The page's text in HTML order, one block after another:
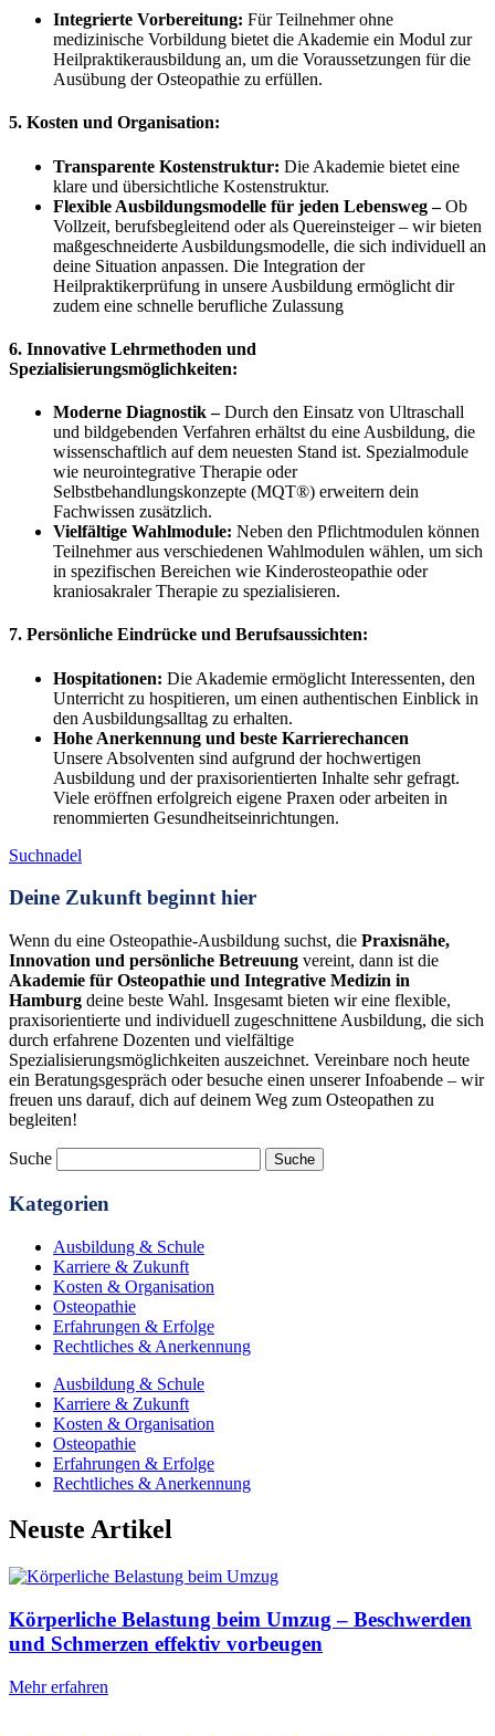
Integrierte Vorbereitung: Für Teilnehmer ohne
medizinische Vorbildung bietet die Akademie ein Modul zur
Heilpraktikerausbildung an, um die Voraussetzungen für die
Ausübung der Osteopathie zu erfüllen.
5. Kosten und Organisation:
Transparente Kostenstruktur: Die Akademie bietet eine
klare und übersichtliche Kostenstruktur.
Flexible Ausbildungsmodelle für jeden Lebensweg –Ob
Vollzeit, berufsbegleitend oder als Quereinsteiger – wir bieten
maßgeschneiderte Ausbildungsmodelle, die sich individuell an
deine Situation anpassen. Die Integration der
Heilpraktikerprüfung in unsere Ausbildung ermöglicht dir
zudem eine schnelle berufliche Zulassung
6. Innovative Lehrmethoden und
Spezialisierungsmöglichkeiten:
Moderne Diagnostik –Durch den Einsatz von Ultraschall
und bildgebenden Verfahren erhältst du eine Ausbildung, die
wissenschaftlich auf dem neuesten Stand ist. Spezialmodule
wie neurointegrative Therapie oder
Selbstbehandlungskonzepte (MQT®) erweitern dein
Fachwissen zusätzlich.
Vielfältige Wahlmodule: Neben den Pflichtmodulen können
Teilnehmer aus verschiedenen Wahlmodulen wählen, um sich
in spezifischen Bereichen wie Kinderosteopathie oder
kraniosakraler Therapie zu spezialisieren.
7. Persönliche Eindrücke und Berufsaussichten:
Hospitationen: Die Akademie ermöglicht Interessenten, den
Unterricht zu hospitieren, um einen authentischen Einblick in
den Ausbildungsalltag zu erhalten.
Hohe Anerkennung und beste Karrierechancen
Unsere Absolventen sind aufgrund der hochwertigen
Ausbildung und der praxisorientierten Inhalte sehr gefragt.
Viele eröffnen erfolgreich eigene Praxen oder arbeiten in
renommierten Gesundheitseinrichtungen.
Suchnadel
Deine Zukunft beginnt hier
Wenn du eine Osteopathie-Ausbildung suchst, die Praxisnähe,
Innovation und persönliche Betreuung vereint, dann ist die
Akademie für Osteopathie und Integrative Medizin in
Hamburg deine beste Wahl. Insgesamt bieten wir eine flexible,
praxisorientierte und individuell zugeschnittene Ausbildung, die sich
durch erfahrene Dozenten und vielfältige
Spezialisierungsmöglichkeiten auszeichnet. Vereinbare noch heute
ein Beratungsgespräch oder besuche einen unserer Infoabende – wir
freuen uns darauf, dich auf deinem Weg zum Osteopathen zu
begleiten!
Suche Suche
Kategorien
Ausbildung & Schule
Karriere & Zukunft
Kosten & Organisation
Osteopathie
Erfahrungen & Erfolge
Rechtliches & Anerkennung
Ausbildung & Schule
Karriere & Zukunft
Kosten & Organisation
Osteopathie
Erfahrungen & Erfolge
Rechtliches & Anerkennung
Neuste Artikel
Körperliche Belastung beim Umzug – Beschwerden
und Schmerzen effektiv vorbeugen
Mehr erfahren